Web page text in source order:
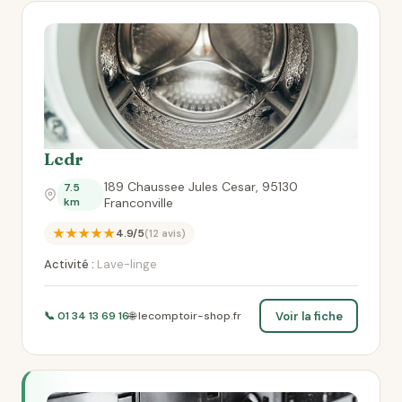
Lcdr
7.5
km
189 Chaussee Jules Cesar, 95130
Franconville
★★★★★4.9/5(12 avis)
Activité : Lave-linge
📞 01 34 13 69 16🌐 lecomptoir-shop.fr Voir la fiche